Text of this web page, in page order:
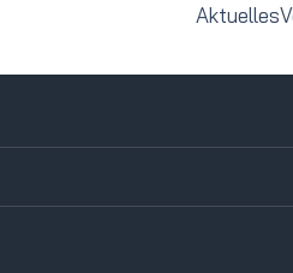
Aktuelles